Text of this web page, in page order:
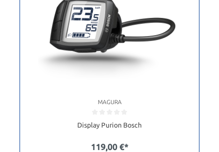
MAGURA
Display Purion Bosch
119,00 €*